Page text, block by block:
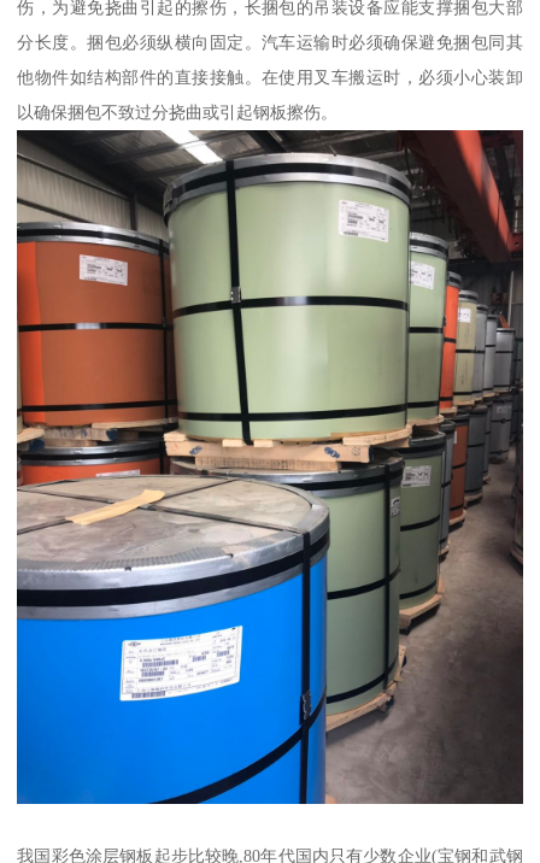
伤，为避免挠曲引起的擦伤，长捆包的吊装设备应能支撑捆包大部
分长度。捆包必须纵横向固定。汽车运输时必须确保避免捆包同其
他物件如结构部件的直接接触。在使用叉车搬运时，必须小心装卸
以确保捆包不致过分挠曲或引起钢板擦伤。
我国彩色涂层钢板起步比较晚,80年代国内只有少数企业(宝钢和武钢